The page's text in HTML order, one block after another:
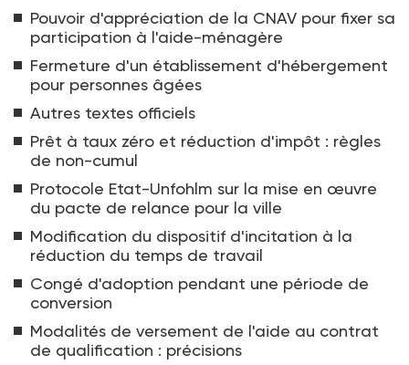
Pouvoir d'appréciation de la CNAV pour fixer sa
participation à l'aide-ménagère
Fermeture d'un établissement d'hébergement
pour personnes âgées
Autres textes officiels
Prêt à taux zéro et réduction d'impôt : règles
de non-cumul
Protocole Etat-Unfohlm sur la mise en œuvre
du pacte de relance pour la ville
Modification du dispositif d'incitation à la
réduction du temps de travail
Congé d'adoption pendant une période de
conversion
Modalités de versement de l'aide au contrat
de qualification : précisions